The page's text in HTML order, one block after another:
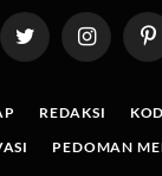
Twitter Instagram
REDAKSI
PEDOMAN